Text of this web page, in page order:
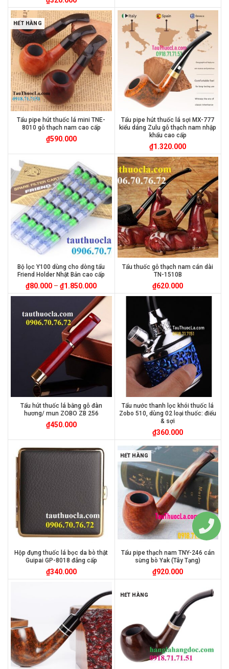
HẾT HÀNG
Tẩu pipe hút thuốc lá mini TNE-
8010 gỗ thạch nam cao cấp
₫590.000
Tẩu pipe hút thuốc lá sợi MX-777
kiểu dáng Zulu gỗ thạch nam nhập
khẩu cao cấp
₫1.320.000
Bộ lọc Y100 dùng cho dòng tẩu
Friend Holder Nhật Bản cao cấp
₫80.000 –₫1.850.000
Tẩu thuốc gỗ thạch nam cán dài
TN-1510B
₫620.000
Tẩu hút thuốc lá bằng gỗ đàn
hương/ mun ZOBO ZB 256
₫450.000
Tẩu nước thanh lọc khói thuốc lá
Zobo 510, dùng 02 loại thuốc: điếu
& sợi
₫360.000
Hộp đựng thuốc lá bọc da bò thật
Guipai GP-8018 đẳng cấp
₫340.000
HẾT HÀNG
Tẩu pipe thạch nam TNY-246 cán
sừng bò Yak (Tây Tạng)
₫920.000
HẾT HÀNG